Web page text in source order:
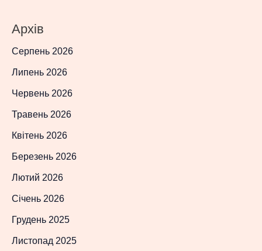
Архів
Серпень 2026
Липень 2026
Червень 2026
Травень 2026
Квітень 2026
Березень 2026
Лютий 2026
Січень 2026
Грудень 2025
Листопад 2025